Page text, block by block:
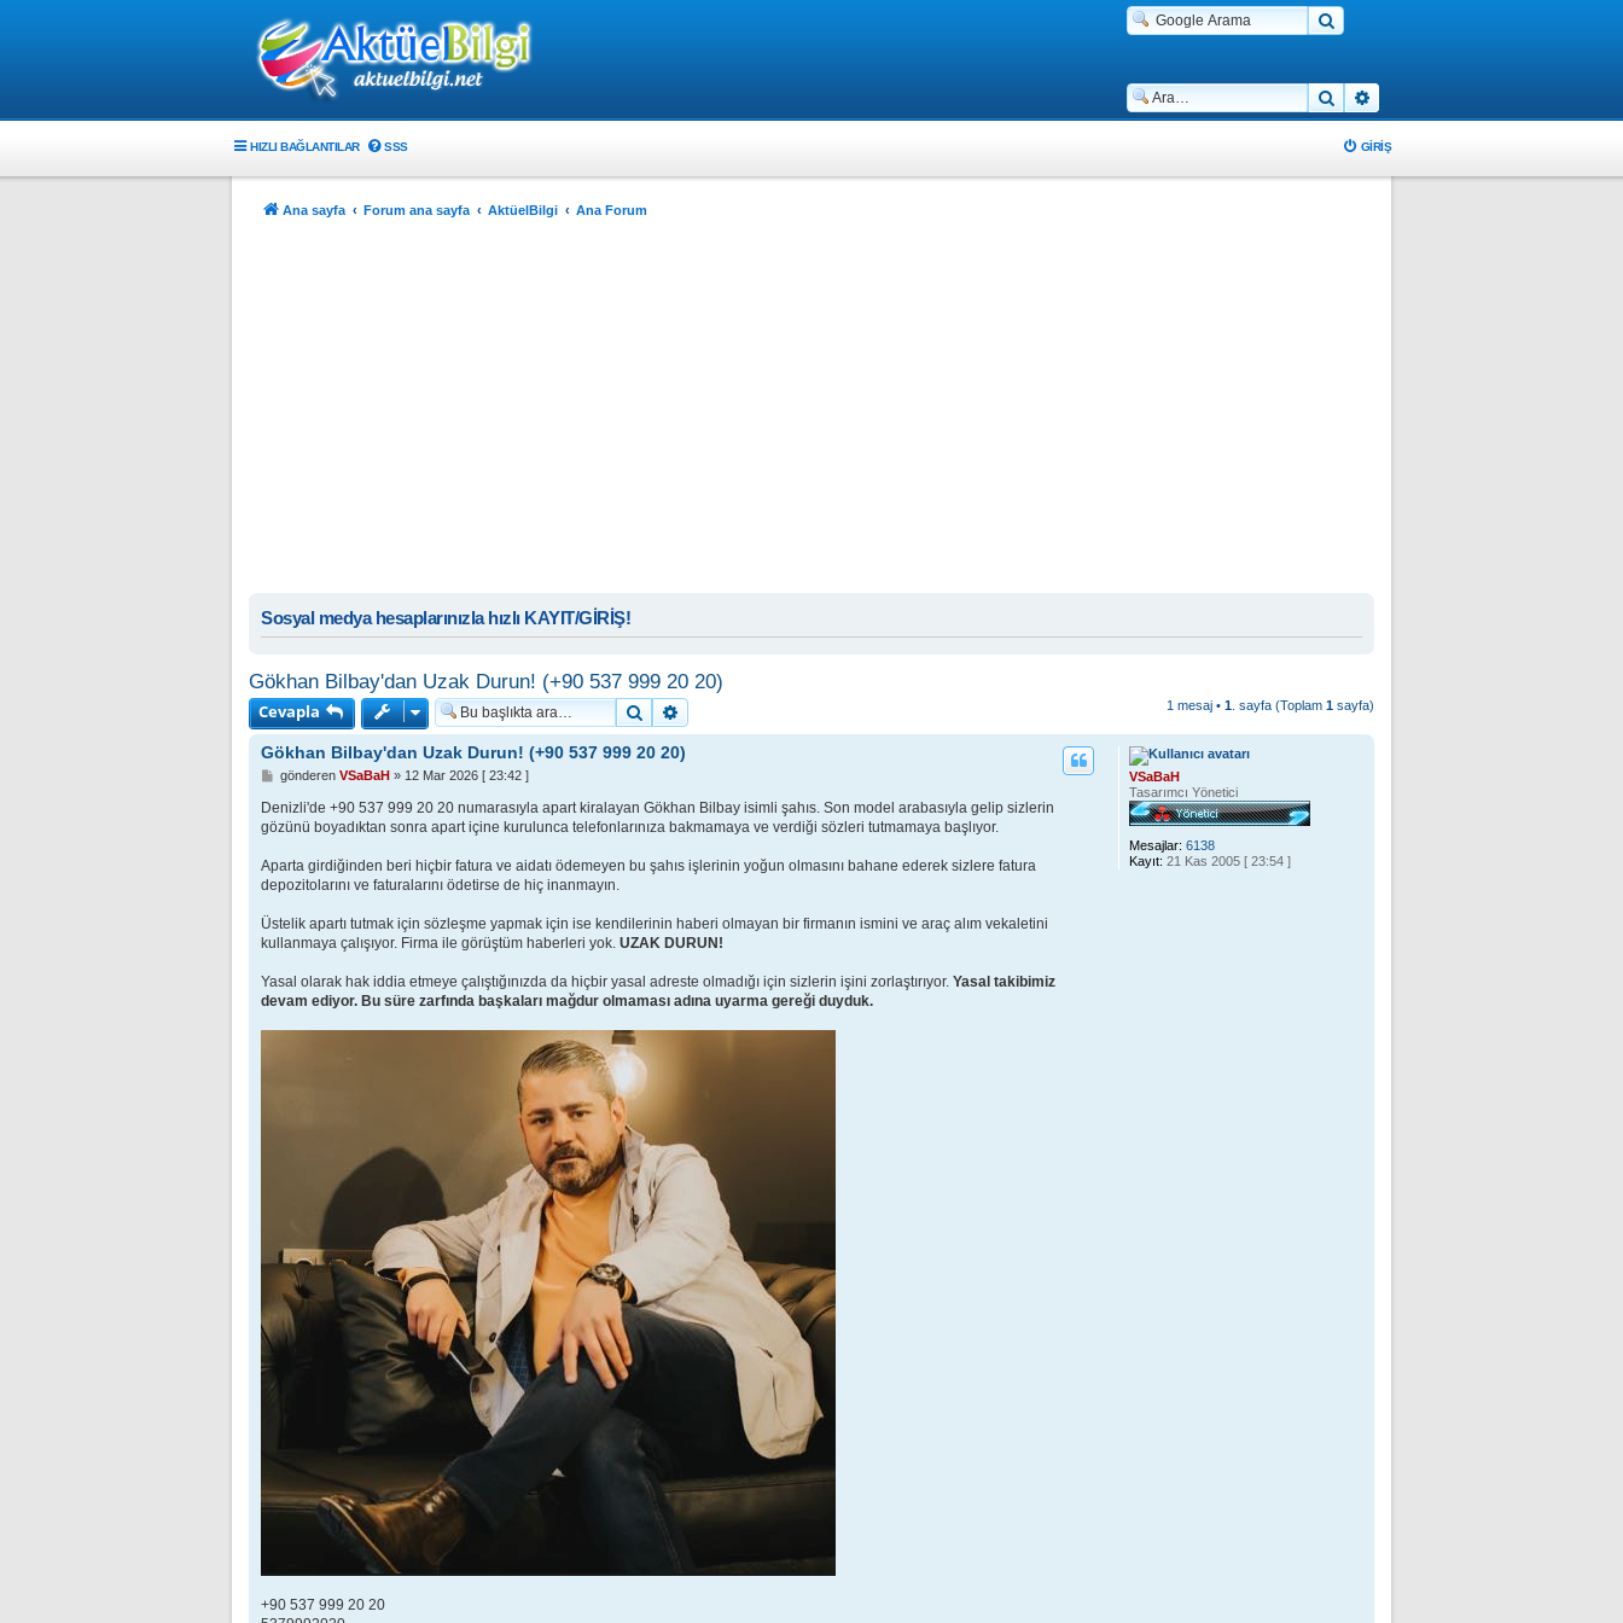
Ara
HIZLI BAĞLANTILAR SSS GIRIŞ
Ana sayfa Forum ana sayfa AktüelBilgi Ana Forum
Sosyal medya hesaplarınızla hızlı KAYIT/GİRİŞ!
Gökhan Bilbay'dan Uzak Durun! (+90 537 999 20 20)
Cevapla
Ara 1 mesaj • 1 . sayfa (Toplam 1 sayfa)
VSaBaH
Tasarımcı Yönetici
Mesajlar: 6138
Kayıt: 21 Kas 2005 [ 23:54 ]
Gökhan Bilbay'dan Uzak Durun! (+90 537 999 20 20)
M
s
a
j
gönderen VSaBaH» 12 Mar 2026 [ 23:42 ]
Denizli'de +90 537 999 20 20 numarasıyla apart kiralayan Gökhan Bilbay isimli şahıs. Son model arabasıyla gelip sizlerin
gözünü boyadıktan sonra apart içine kurulunca telefonlarınıza bakmamaya ve verdiği sözleri tutmamaya başlıyor.
Aparta girdiğinden beri hiçbir fatura ve aidatı ödemeyen bu şahıs işlerinin yoğun olmasını bahane ederek sizlere fatura
depozitolarını ve faturalarını ödetirse de hiç inanmayın.
Üstelik apartı tutmak için sözleşme yapmak için ise kendilerinin haberi olmayan bir firmanın ismini ve araç alım vekaletini
kullanmaya çalışıyor. Firma ile görüştüm haberleri yok. UZAK DURUN!
Yasal olarak hak iddia etmeye çalıştığınızda da hiçbir yasal adreste olmadığı için sizlerin işini zorlaştırıyor. Yasal takibimiz
devam ediyor. Bu süre zarfında başkaları mağdur olmaması adına uyarma gereği duyduk.
+90 537 999 20 20